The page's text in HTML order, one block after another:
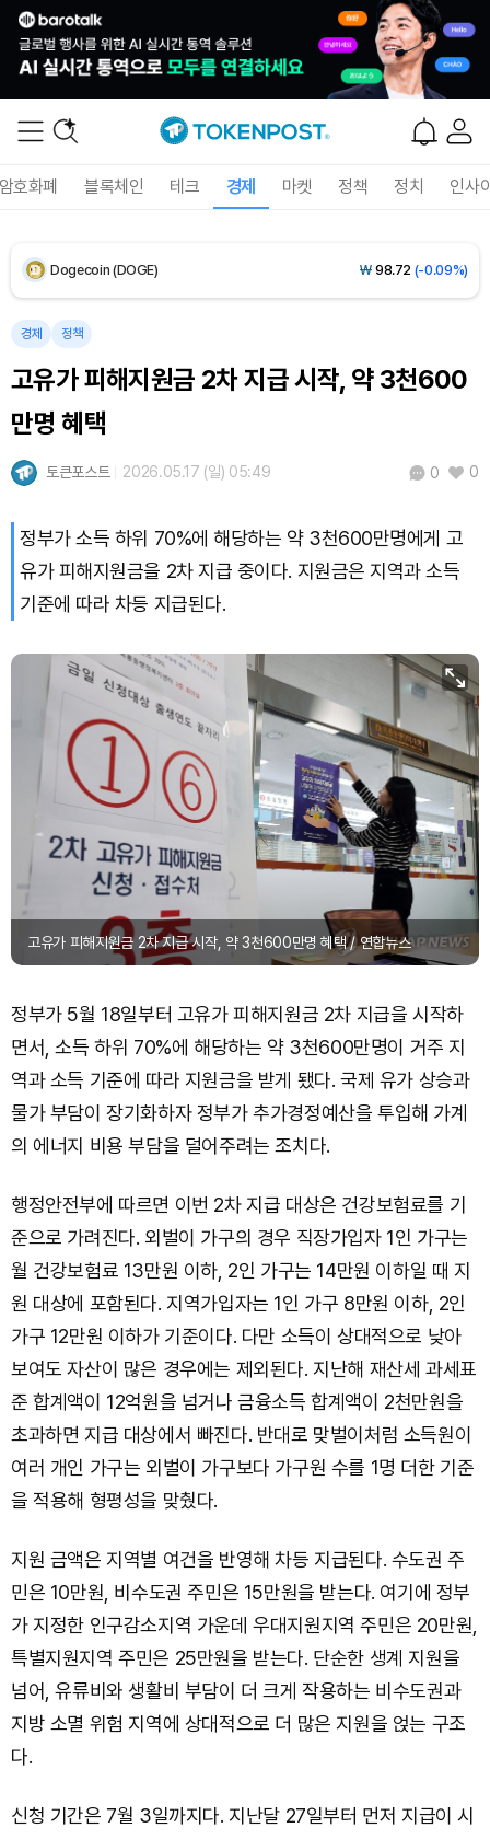
호화폐 블록체인 테크 경제 마켓 정책 정치 인사
XRP (XRP) 1,459(+0.23%)
Dogecoin (DOGE) ₩ 98.72 (-0.09%)
Bitcoin (BTC)
경제 정책
고유가 피해지원금 2차 지급 시작, 약 3천600
만명 혜택
토큰포스트 2026.05.17 (일) 05:49 0 0
정부가 소득 하위 70%에 해당하는 약 3천600만명에게 고
유가 피해지원금을 2차 지급 중이다. 지원금은 지역과 소득
기준에 따라 차등 지급된다.
고유가 피해지원금 2차 지급 시작, 약 3천600만명 혜택 / 연합뉴스
정부가 5월 18일부터 고유가 피해지원금 2차 지급을 시작하
면서, 소득 하위 70%에 해당하는 약 3천600만명이 거주 지
역과 소득 기준에 따라 지원금을 받게 됐다. 국제 유가 상승과
물가 부담이 장기화하자 정부가 추가경정예산을 투입해 가계
의 에너지 비용 부담을 덜어주려는 조치다.
행정안전부에 따르면 이번 2차 지급 대상은 건강보험료를 기
준으로 가려진다. 외벌이 가구의 경우 직장가입자 1인 가구는
월 건강보험료 13만원 이하, 2인 가구는 14만원 이하일 때 지
원 대상에 포함된다. 지역가입자는 1인 가구 8만원 이하, 2인
가구 12만원 이하가 기준이다. 다만 소득이 상대적으로 낮아
보여도 자산이 많은 경우에는 제외된다. 지난해 재산세 과세표
준 합계액이 12억원을 넘거나 금융소득 합계액이 2천만원을
초과하면 지급 대상에서 빠진다. 반대로 맞벌이처럼 소득원이
여러 개인 가구는 외벌이 가구보다 가구원 수를 1명 더한 기준
을 적용해 형평성을 맞췄다.
지원 금액은 지역별 여건을 반영해 차등 지급된다. 수도권 주
민은 10만원, 비수도권 주민은 15만원을 받는다. 여기에 정부
가 지정한 인구감소지역 가운데 우대지원지역 주민은 20만원,
특별지원지역 주민은 25만원을 받는다. 단순한 생계 지원을
넘어, 유류비와 생활비 부담이 더 크게 작용하는 비수도권과
지방 소멸 위험 지역에 상대적으로 더 많은 지원을 얹는 구조
다.
신청 기간은 7월 3일까지다. 지난달 27일부터 먼저 지급이 시